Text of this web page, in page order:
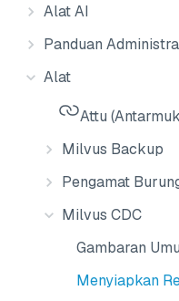
Alat AI
Panduan
Alat
Attu
Milvus Backup
Pengamat
Milvus CDC
Gambaran
Menyiapkan